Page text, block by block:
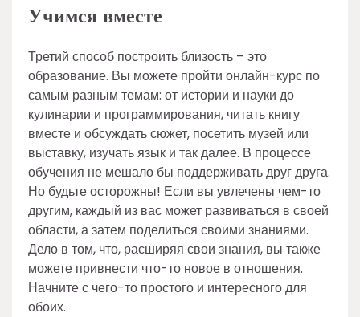
Учимся вместе
Третий способ построить близость – это
образование. Вы можете пройти онлайн-курс по
самым разным темам: от истории и науки до
кулинарии и программирования, читать книгу
вместе и обсуждать сюжет, посетить музей или
выставку, изучать язык и так далее. В процессе
обучения не мешало бы поддерживать друг друга.
Но будьте осторожны! Если вы увлечены чем-то
другим, каждый из вас может развиваться в своей
области, а затем поделиться своими знаниями.
Дело в том, что, расширяя свои знания, вы также
можете привнести что-то новое в отношения.
Начните с чего-то простого и интересного для
обоих.